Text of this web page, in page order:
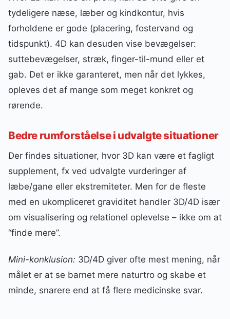
tydeligere næse, læber og kindkontur, hvis
forholdene er gode (placering, fostervand og
tidspunkt). 4D kan desuden vise bevægelser:
suttebevægelser, stræk, finger-til-mund eller et
gab. Det er ikke garanteret, men når det lykkes,
opleves det af mange som meget konkret og
rørende.
Bedre rumforståelse i udvalgte situationer
Der findes situationer, hvor 3D kan være et fagligt
supplement, fx ved udvalgte vurderinger af
læbe/gane eller ekstremiteter. Men for de fleste
med en ukompliceret graviditet handler 3D/4D især
om visualisering og relationel oplevelse – ikke om at
“finde mere”.
Mini-konklusion: 3D/4D giver ofte mest mening, når
målet er at se barnet mere naturtro og skabe et
minde, snarere end at få flere medicinske svar.